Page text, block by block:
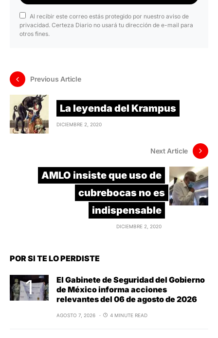
Al recibir este correo estás protegido por nuestro aviso de
privacidad. Certeza Diario no usará tu dirección de e-mail para
otros fines.
Previous Article
La leyenda del Krampus
DICIEMBRE 2, 2020
Next Article
AMLO insiste que uso de
cubrebocas no es
indispensable
DICIEMBRE 2, 2020
POR SI TE LO PERDISTE
El Gabinete de Seguridad del Gobierno
de México informa acciones
relevantes del 06 de agosto de 2026
AGOSTO 7, 2026 4 MINUTE READ